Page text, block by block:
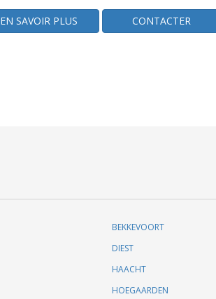
EN SAVOIR PLUS CONTACTER
BEKKEVOORT
DIEST
HAACHT
HOEGAARDEN